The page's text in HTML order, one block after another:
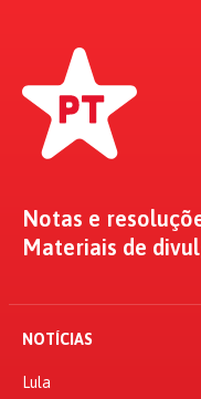
Notas e
Materiais de
NOTÍCIAS
Lula